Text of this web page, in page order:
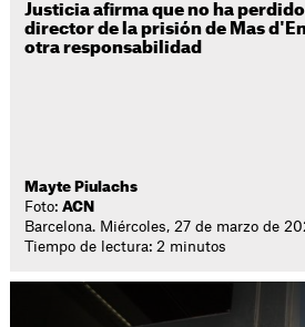
Justicia afirma que no ha
director de la prisión de Mas
otra responsabilidad
Mayte Piulachs
Foto:ACN
Barcelona. Miércoles, 27 de marzo de
Tiempo de lectura: 2 minutos